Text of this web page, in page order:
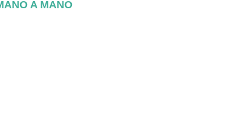
A MANO